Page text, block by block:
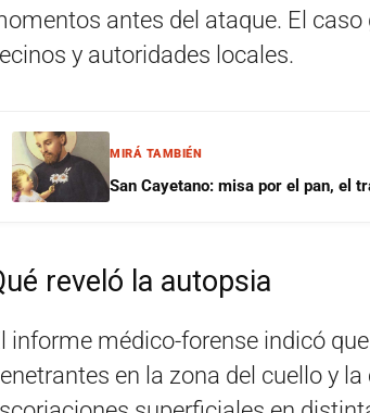
antes del ataque. El
y autoridades locales.
MIRÁ TAMBIÉN
San Cayetano: misa por el pan, el
reveló la autopsia
informe médico-forense indicó
en la zona del cuello y